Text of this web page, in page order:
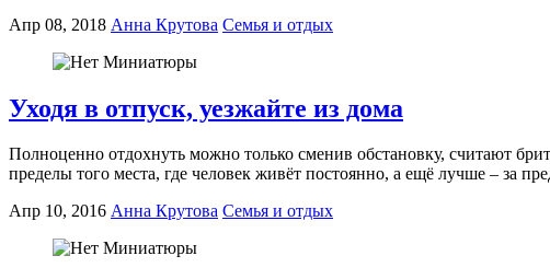
Апр 08, 2018 Анна Крутова Семья и отдых
Уходя в отпуск, уезжайте из дома
Полноценно отдохнуть можно только сменив обстановку, считают
пределы того места, где человек живёт постоянно, а ещё лучше – за
Апр 10, 2016 Анна Крутова Семья и отдых